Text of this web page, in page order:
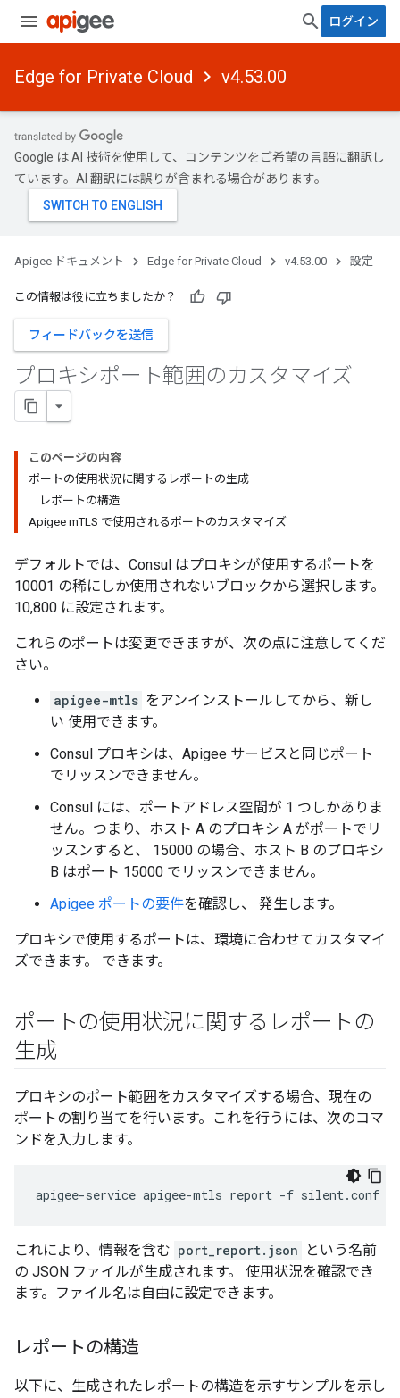
ログイン
Edge for Private Cloud v4.53.00
Google は AI 技術を使用して、コンテンツをご希望の言語に翻訳し
ています。AI 翻訳には誤りが含まれる場合があります。
Apigee ドキュメント Edge for Private Cloud v4.53.00 設定
この情報は役に立ちましたか？
フィードバックを送信
プロキシポート範囲のカスタマイズ
このページの内容
ポートの使用状況に関するレポートの生成
レポートの構造
Apigee mTLS で使用されるポートのカスタマイズ
デフォルトでは、Consul はプロキシが使用するポートを
10001 の稀にしか使用されないブロックから選択します。
10,800 に設定されます。
これらのポートは変更できますが、次の点に注意してくだ
さい。
apigee-mtls をアンインストールしてから、新し
い 使用できます。
Consul プロキシは、Apigee サービスと同じポート
でリッスンできません。
Consul には、ポートアドレス空間が 1 つしかありま
せん。つまり、ホスト A のプロキシ A がポートでリ
ッスンすると、 15000 の場合、ホスト B のプロキシ
B はポート 15000 でリッスンできません。
Apigee ポートの要件を確認し、 発生します。
プロキシで使用するポートは、環境に合わせてカスタマイ
ズできます。 できます。
ポートの使用状況に関するレポートの
生成
プロキシのポート範囲をカスタマイズする場合、現在の
ポートの割り当てを行います。これを行うには、次のコマ
ンドを入力します。
apigee-service apigee-mtls report -f silent.conf >
これにより、情報を含む port_report.json
という名前
の JSON ファイルが生成されます。 使用状況を確認でき
ます。ファイル名は自由に設定できます。
レポートの構造
以下に、生成されたレポートの構造を示すサンプルを示し